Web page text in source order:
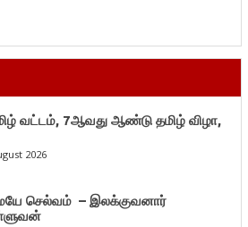
வட்டம், 7ஆவது ஆண்டு தமிழ் விழா,
2026
செல்வம் – இலக்குவனார்